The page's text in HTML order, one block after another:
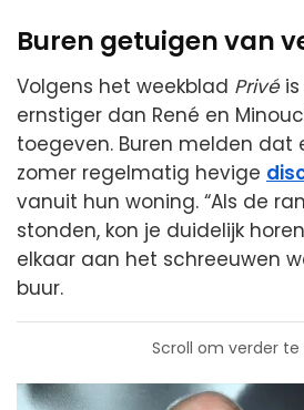
Buren getuigen van
Volgens het weekblad Privéis
ernstiger dan René en
toegeven. Buren melden dat
zomer regelmatig hevige
vanuit hun woning. “Als de
stonden, kon je duidelijk
elkaar aan het schreeuwen
buur.
Scroll om verder te